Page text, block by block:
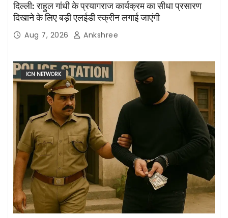
दिल्ली: राहुल गांधी के प्रयागराज कार्यक्रम का सीधा प्रसारण
दिखाने के लिए बड़ी एलईडी स्क्रीन लगाई जाएंगी
Aug 7, 2026 Ankshree
ICN NETWORK